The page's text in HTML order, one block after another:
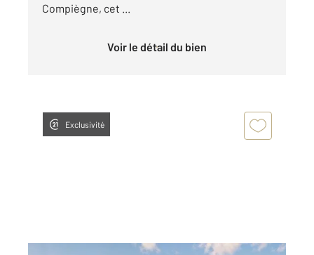
Compiègne, cet ...
Voir le détail du bien
Exclusivité